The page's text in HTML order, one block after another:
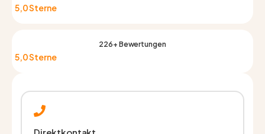
5,0 Sterne
226+ Bewertungen
5,0 Sterne